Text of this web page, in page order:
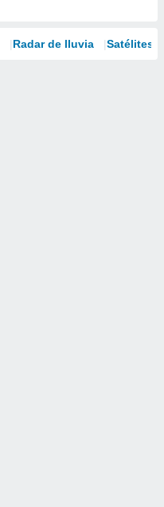
Radar de lluvia Satélites